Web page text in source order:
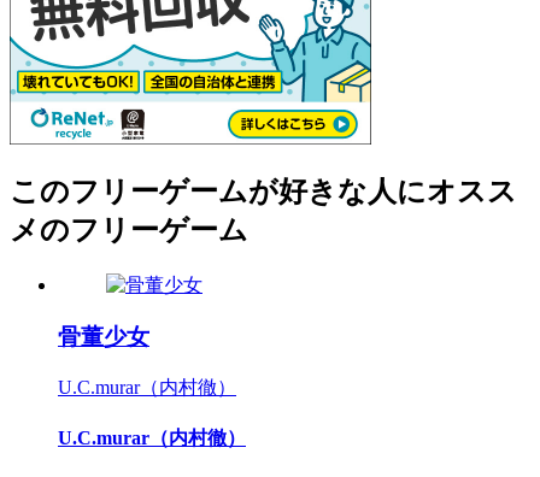
このフリーゲームが好きな人にオスス
メのフリーゲーム
骨董少女
U.C.murar（内村徹）
U.C.murar（内村徹）